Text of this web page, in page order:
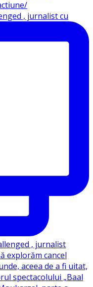
, jurnalist cu